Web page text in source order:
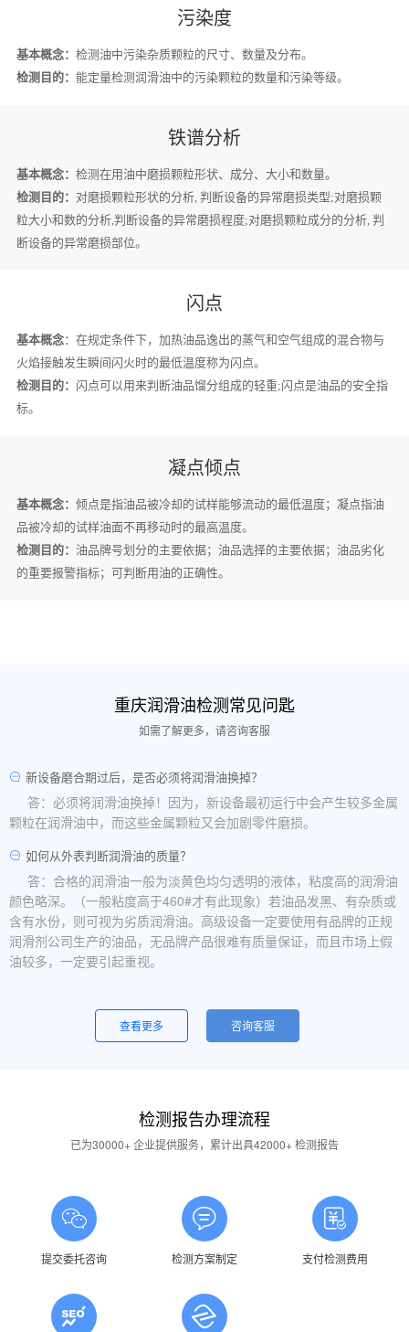
污染度
基本概念： 检测油中污染杂质颗粒的尺寸、数量及分布。
检测目的： 能定量检测润滑油中的污染颗粒的数量和污染等级。
铁谱分析
基本概念： 检测在用油中磨损颗粒形状、成分、大小和数量。
检测目的： 对磨损颗粒形状的分析, 判断设备的异常磨损类型;对磨损颗
粒大小和数的分析,判断设备的异常磨损程度;对磨损颗粒成分的分析, 判
断设备的异常磨损部位。
闪点
基本概念：在规定条件下，加热油品逸出的蒸气和空气组成的混合物与
火焰接触发生瞬间闪火时的最低温度称为闪点。
检测目的： 闪点可以用来判断油品馏分组成的轻重;闪点是油品的安全指
标。
凝点倾点
基本概念： 倾点是指油品被冷却的试样能够流动的最低温度；凝点指油
品被冷却的试样油面不再移动时的最高温度。
检测目的： 油品牌号划分的主要依据；油品选择的主要依据；油品劣化
的重要报警指标；可判断用油的正确性。
重庆润滑油检测常见问匙
如需了解更多，请咨询客服
新设备磨合期过后，是否必须将润滑油换掉？
答：必须将润滑油换掉！因为，新设备最初运行中会产生较多金属
颗粒在润滑油中，而这些金属颗粒又会加剧零件磨损。
如何从外表判断润滑油的质量？
答：合格的润滑油一般为淡黄色均匀透明的液体，粘度高的润滑油
颜色略深。（一般粘度高于460#才有此现象）若油品发黑、有杂质或
含有水份，则可视为劣质润滑油。高级设备一定要使用有品牌的正规
润滑剂公司生产的油品，无品牌产品很难有质量保证，而且市场上假
油较多，一定要引起重视。
一般是润滑油质量问题，合格的润滑油使用中不应出现大量泡沫，
用户不应采用会产生泡沫的润滑油。还有一个可能的原因是混油可能
答：一般情况下油品发白是由于油箱进水后造成的，是乳化现象，
应避免水进入润滑油箱体或避免雨水进入已开封的油桶中。具体操作
润滑油的号数是什么意思？
答：根据ISO标准，工业润滑油按40℃ 温度条件下测定的粘度分
为若干个粘度等级，数据越大则粘度越高，因此润滑油的号数指其粘
润滑油粘度高是否说明润滑油质量好？
查看更多 咨询客服
检测报告办理流程
已为30000+ 企业提供服务，累计出具42000+ 检测报告
提交委托咨询 检测方案制定 支付检测费用